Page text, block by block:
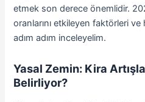
etmek son derece önemlidir.
oranlarını etkileyen faktörleri
adım adım inceleyelim.
Yasal Zemin: Kira
Belirliyor?